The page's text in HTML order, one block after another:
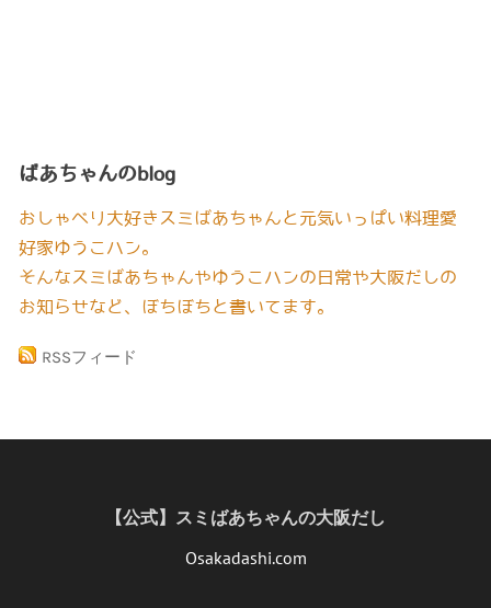
ばあちゃんのblog
おしゃべり大好きスミばあちゃんと元気いっぱい料理愛
好家ゆうこハン。
そんなスミばあちゃんやゆうこハンの日常や大阪だしの
お知らせなど、ぼちぼちと書いてます。
RSSフィード
【公式】スミばあちゃんの大阪だし
Osakadashi.com